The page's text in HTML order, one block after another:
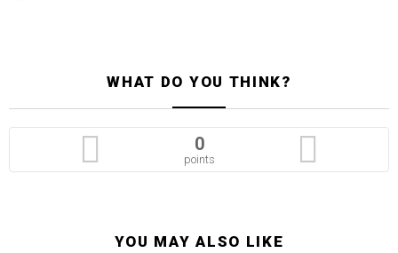
WHAT DO YOU THINK?
0
points
YOU MAY ALSO LIKE